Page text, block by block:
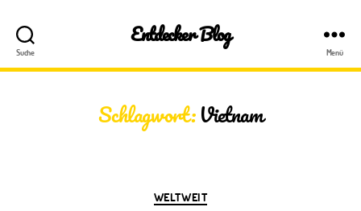
Suche
Entdecker Blog
Menü
Schlagwort:Vietnam
Kategorien
WELTWEIT